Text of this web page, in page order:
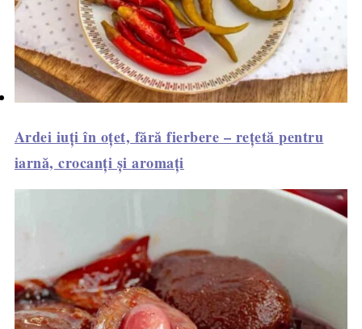
Ardei iuți în oțet, fără fierbere – rețetă pentru
iarnă, crocanți și aromați